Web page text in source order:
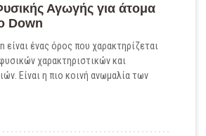
Αγωγής για άτομα
Down
είναι ένας όρος που χαρακτηρίζεται
χαρακτηριστικών και
Είναι η πιο κοινή ανωμαλία των